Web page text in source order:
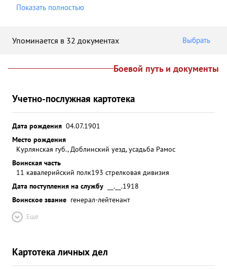
Показать полностью
Упоминается в 32 документах Выбрать
Боевой путь и документы
Учетно-послужная картотека
Дата рождения 04.07.1901
Место рождения
Курлянская губ., Доблинский уезд, усадьба Рамос
Воинская часть
11 кавалерийский полк193 стрелковая дивизия
Дата поступления на службу
__.__.1918
Воинское звание генерал-лейтенант
Ещё
Картотека личных дел